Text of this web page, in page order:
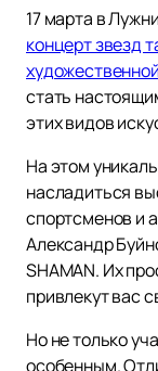
17 марта в
концерт звезд
стать
этих видов
На этом
насладиться
спортсменов и
Александр
SHAMAN. Их
привлекут вас
Но не только
особенным.